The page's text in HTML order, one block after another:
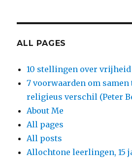
ALL PAGES
10 stellingen over
7 voorwaarden om samen
religieus verschil (Peter
About Me
All pages
All posts
Allochtone leerlingen, 15